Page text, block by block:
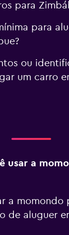
para
para
ou
um carro
usar a
a momondo
de aluguer